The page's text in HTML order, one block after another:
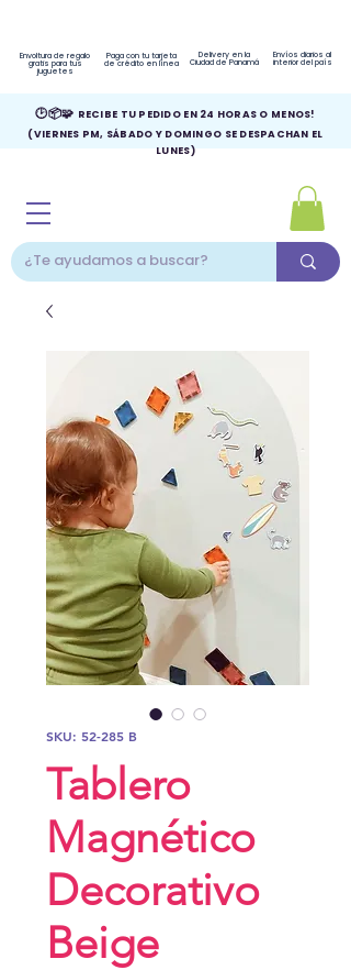
Envoltura de regalo
gratis para tus
juguetes
Paga con tu tarjeta
de crédito en línea
Delivery en la
Ciudad de Panamá
Envíos diarios al
interior del país
🕑📦🧩 RECIBE TU PEDIDO EN 24 HORAS O MENOS!
(VIERNES PM, SÁBADO Y DOMINGO SE DESPACHAN EL
LUNES)
SKU: 52-285 B
Tablero
Magnético
Decorativo
Beige